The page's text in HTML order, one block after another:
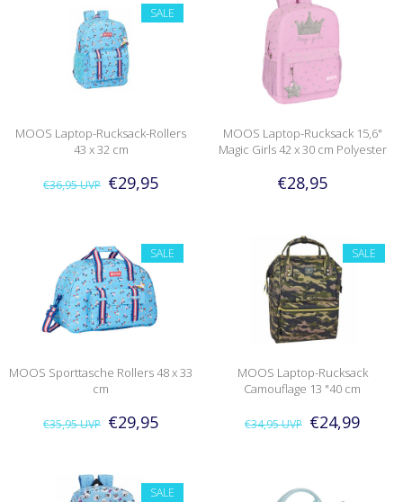
SALE
MOOS Laptop-Rucksack-Rollers
43 x 32 cm
€36,95UVP €29,95
MOOS Laptop-Rucksack 15,6"
Magic Girls 42 x 30 cm Polyester
€28,95
SALE
MOOS Sporttasche Rollers 48 x 33
cm
€35,95UVP €29,95
SALE
MOOS Laptop-Rucksack
Camouflage 13 "40 cm
€34,95UVP €24,99
SALE